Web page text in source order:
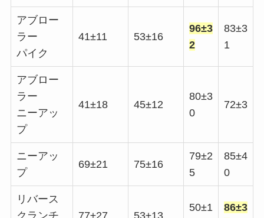
アブロー
ラー
パイク
41±11 53±16
96±3
2
83±3
1
アブロー
ラー
ニーアッ
プ
41±18 45±12
80±3
0
72±3
ニーアッ
プ
69±21 75±16
79±2
5
85±4
0
リバース
クランチ
77±27 53±13
50±1
86±3